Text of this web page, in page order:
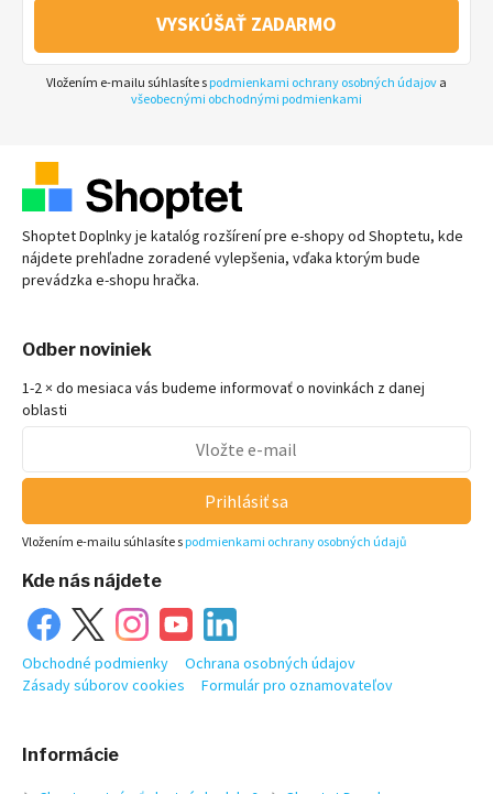
VYSKÚŠAŤ ZADARMO
Vložením e-mailu súhlasíte s podmienkami ochrany osobných údajov a
všeobecnými obchodnými podmienkami
Shoptet Doplnky je katalóg rozšírení pre e-shopyod Shoptetu, kde
nájdete prehľadne zoradené vylepšenia, vďaka ktorým bude
prevádzka e-shopu hračka.
Informácie
Odber noviniek
1-2 × do mesiaca vás budeme informovať o novinkách z danej
oblasti
Prihlásiť sa
Vložením e-mailu súhlasíte s podmienkami ochrany osobných údajů
Kde nás nájdete
Obchodné podmienky
Ochrana osobných údajov
Zásady súborov cookies
Formulár pro oznamovateľov